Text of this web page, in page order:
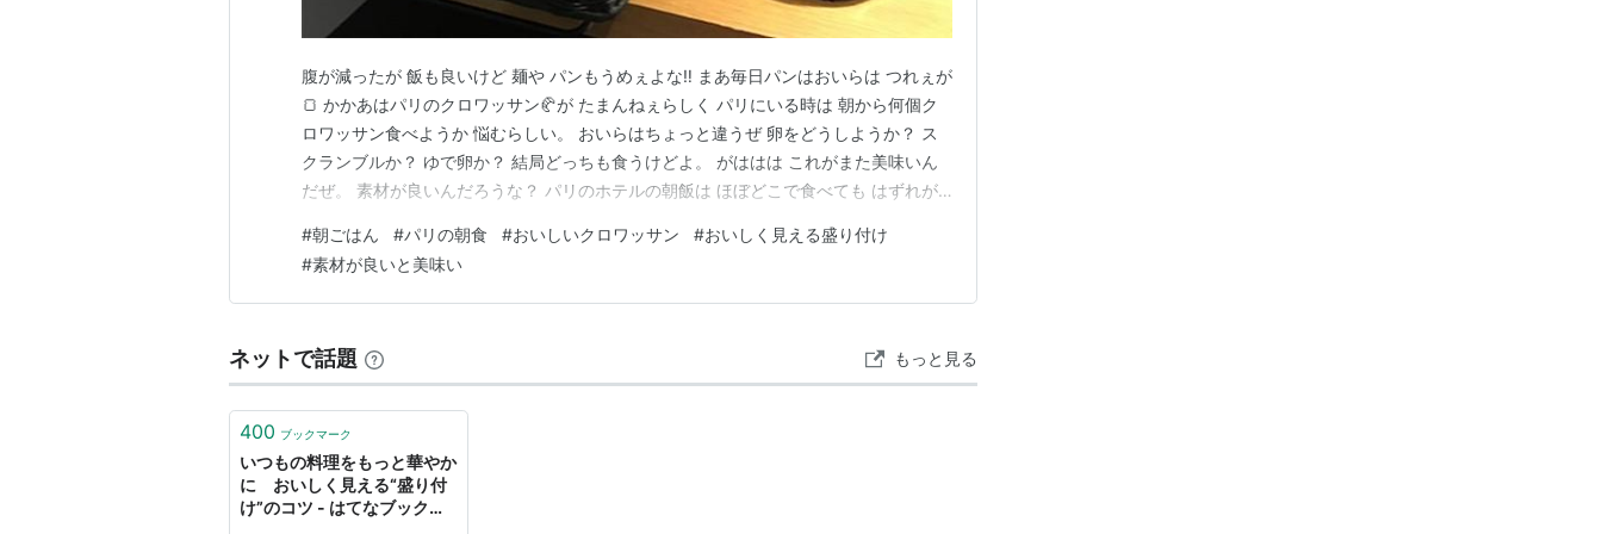
腹が減ったが 飯も良いけど 麺や パンもうめぇよな‼️ まあ毎日パンはおいらは つれぇが
🍞 かかあはパリのクロワッサン🥐が たまんねぇらしく パリにいる時は 朝から何個ク
ロワッサン食べようか 悩むらしい。 おいらはちょっと違うぜ 卵をどうしようか？ ス
クランブルか？ ゆで卵か？ 結局どっちも食うけどよ。 がははは これがまた美味いん
だぜ。 素材が良いんだろうな？ パリのホテルの朝飯は ほぼどこで食べても はずれが
ごが辛くなるくらいの歯応えが でぇすき リンク
#朝ごはん #パリの朝食 #おいしいクロワッサン #おいしく見える盛り付け
#素材が良いと美味い
ネットで話題 もっと見る
400 ブックマーク
いつもの料理をもっと華やか
に おいしく見える“盛り付
け”のコツ - はてなブックマ